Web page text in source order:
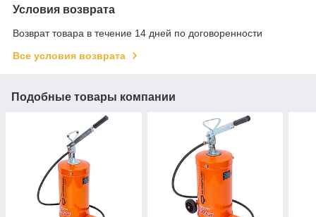
Условия возврата
Возврат товара в течение 14 дней по договоренности
Все условия возврата
Подобные товары компании